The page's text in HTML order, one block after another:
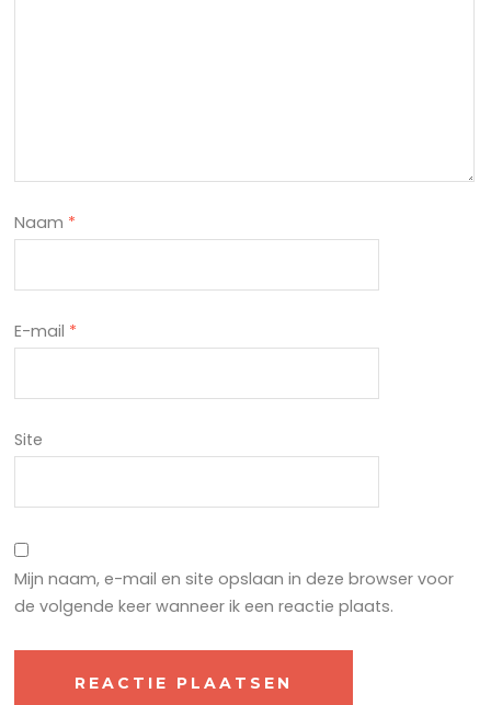
Naam *
E-mail *
Site
Mijn naam, e-mail en site opslaan in deze browser voor
de volgende keer wanneer ik een reactie plaats.